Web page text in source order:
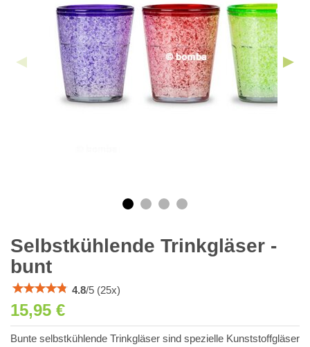
Selbstkühlende Trinkgläser -
bunt
4.8/5 (25x)
15,95 €
Bunte selbstkühlende Trinkgläser sind spezielle Kunststoffgläser